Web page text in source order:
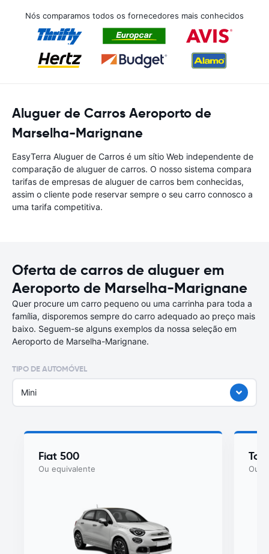
Nós comparamos todos os fornecedores mais conhecidos
Aluguer de Carros Aeroporto de
Marselha-Marignane
EasyTerra Aluguer de Carros é um sítio Web independente de
comparação de aluguer de carros. O nosso sistema compara
tarifas de empresas de aluguer de carros bem conhecidas,
assim o cliente pode reservar sempre o seu carro connosco a
uma tarifa competitiva.
Oferta de carros de aluguer em
Aeroporto de Marselha-Marignane
Quer procure um carro pequeno ou uma carrinha para toda a
família, disporemos sempre do carro adequado ao preço mais
baixo. Seguem-se alguns exemplos da nossa seleção em
Aeroporto de Marselha-Marignane.
TIPO DE AUTOMÓVEL
Mini
Fiat 500
Ou equivalente Ou